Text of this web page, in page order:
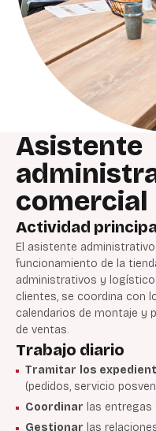
Asistente
comercial
Actividad
El asistente
funcionamiento de la
administrativos y
clientes, se coordina con
calendarios de montaje y
de ventas.
Trabajo diario
Tramitar los
(pedidos, servicio
Coordinar las
Gestionar las